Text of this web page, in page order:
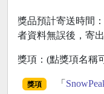
獎品預計寄送時間
者資料無誤後，寄出
獎項：(點獎項名稱
獎項 「